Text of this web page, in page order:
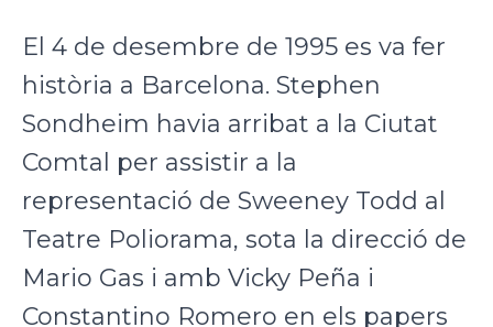
El 4 de desembre de 1995 es va fer
història a Barcelona. Stephen
Sondheim havia arribat a la Ciutat
Comtal per assistir a la
representació de Sweeney Todd al
Teatre Poliorama, sota la direcció de
Mario Gas i amb Vicky Peña i
Constantino Romero en els papers